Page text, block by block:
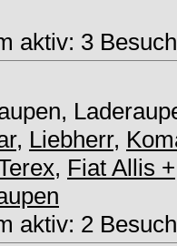
aktiv: 3
, Liebherr,
, Fiat Allis +
aktiv: 2